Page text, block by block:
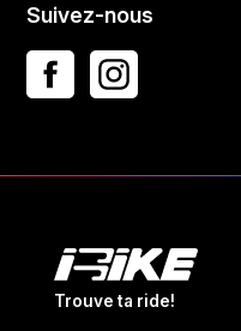
Suivez-nous
Trouve ta ride!